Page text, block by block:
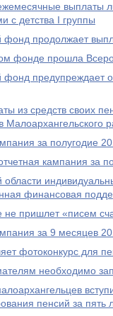
выплаты
с детства I группы
продолжает
фонде прошла
предупреждает
из средств своих
Малоархангельского
за полугодие
кампания за
области
финансовая
пришлет «писем
за 9 месяцев
фотоконкурс для
необходимо
пенсий за пять